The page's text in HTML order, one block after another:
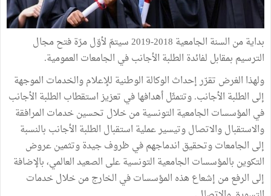
بداية من السنة الجامعية 2018-2019 سيتمّ لأوّل مرّة فتح مجال
الترسيم بمقابل لفائدة الطلبة الأجانب في الجامعات العمومية.
ولهذا الغرض تقرّر إحداث الوكالة الوطنية للإعلام والخدمات الموجهة
إلى الطلبة الأجانب. وتتمثّل أهدافها في تعزيز استقطاب الطلبة الأجانب
في المؤسسات الجامعية التونسية من خلال تحسين خدمات المرافقة
والاستقبال والاتصال وتيسير عملية استقبال الطلبة الأجانب بالنسبة
إلى الجامعات وتحقيق اندماجهم في ظروف جيدة وتثمين عروض
التكوين بالمؤسسات الجامعية التونسية على الصعيد العالمي، بالإضافة
إلى الرفع من إشعاع هذه المؤسسات في الخارج من خلال خدمات